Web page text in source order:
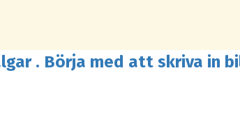
. Börja med att skriva in